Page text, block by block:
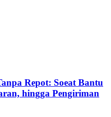
Repot: Soeat Bantu
hingga Pengiriman